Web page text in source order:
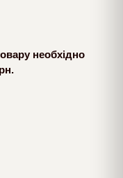
необхідно